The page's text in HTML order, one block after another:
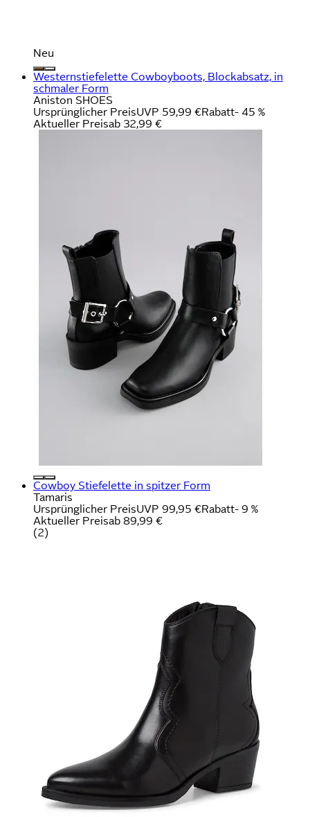
Neu
Westernstiefelette Cowboyboots, Blockabsatz, in
schmaler Form
Aniston SHOES
Ursprünglicher PreisUVP 59,99 €Rabatt- 45 %
Aktueller Preisab 32,99 €
Cowboy Stiefelette in spitzer Form
Tamaris
Ursprünglicher PreisUVP 99,95 €Rabatt- 9 %
Aktueller Preisab 89,99 €
(2)